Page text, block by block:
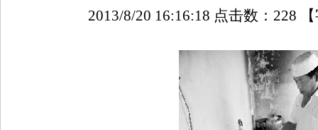
2013/8/20 16:16:18 点击数： 228